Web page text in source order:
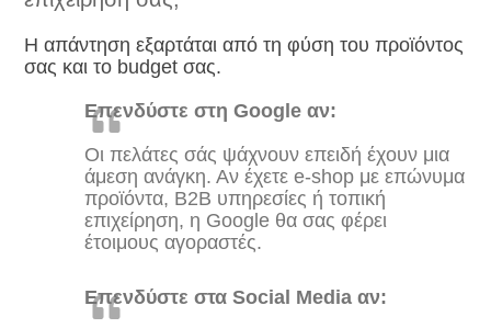
Η απάντηση εξαρτάται από τη φύση του προϊόντος
σας και το budget σας.
Επενδύστε στη Google αν:
Οι πελάτες σάς ψάχνουν επειδή έχουν μια
άμεση ανάγκη. Αν έχετε e-shop με επώνυμα
προϊόντα, B2B υπηρεσίες ή τοπική
επιχείρηση, η Google θα σας φέρει
έτοιμους αγοραστές.
Επενδύστε στα Social Media αν: